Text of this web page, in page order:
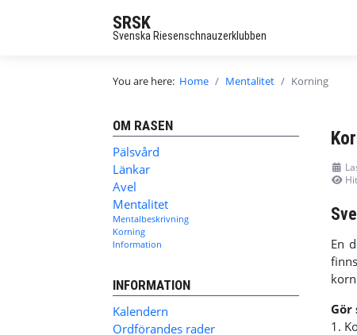
SRSK
Svenska Riesenschnauzerklubben
You are here: Home Mentalitet Korning
OM RASEN
Pälsvård
Länkar
Avel
Mentalitet
Mentalbeskrivning
Korning
Information
INFORMATION
Kalendern
Ordförandes rader
En
Gör
1.